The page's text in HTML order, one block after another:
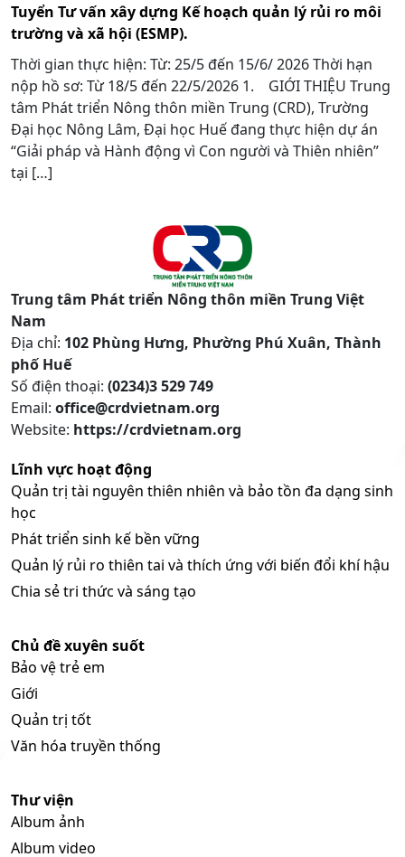
Tuyển Tư vấn xây dựng Kế hoạch quản lý rủi ro môi
trường và xã hội (ESMP).
Thời gian thực hiện: Từ: 25/5 đến 15/6/ 2026 Thời hạn
nộp hồ sơ: Từ 18/5 đến 22/5/2026 1. GIỚI THIỆU Trung
tâm Phát triển Nông thôn miền Trung (CRD), Trường
Đại học Nông Lâm, Đại học Huế đang thực hiện dự án
“Giải pháp và Hành động vì Con người và Thiên nhiên”
tại […]
Trung tâm Phát triển Nông thôn miền Trung Việt
Nam
Địa chỉ: 102 Phùng Hưng, Phường Phú Xuân, Thành
phố Huế
Số điện thoại: (0234)3 529 749
Email: office@crdvietnam.org
Website: https://crdvietnam.org
Lĩnh vực hoạt động
Quản trị tài nguyên thiên nhiên và bảo tồn đa dạng sinh
học
Phát triển sinh kế bền vững
Quản lý rủi ro thiên tai và thích ứng với biến đổi khí hậu
Chia sẻ tri thức và sáng tạo
Chủ đề xuyên suốt
Bảo vệ trẻ em
Giới
Quản trị tốt
Văn hóa truyền thống
Thư viện
Album ảnh
Album video